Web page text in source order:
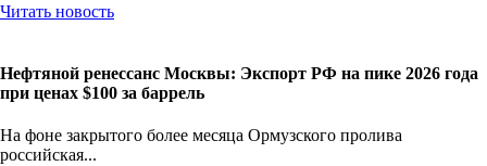
Читать новость
Нефтяной ренессанс Москвы: Экспорт РФ на пике 2026 года
при ценах $100 за баррель
На фоне закрытого более месяца Ормузского пролива
российская...